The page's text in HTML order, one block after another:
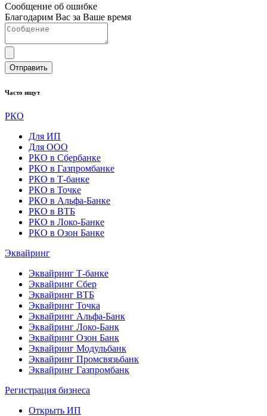
Сообщение об ошибке
Благодарим Вас за Ваше время
Отправить
Часто ищут
РКО
Для ИП
Для ООО
РКО в Сбербанке
РКО в Газпромбанке
РКО в Т-банке
РКО в Точке
РКО в Альфа-Банке
РКО в ВТБ
РКО в Локо-Банке
РКО в Озон Банке
Эквайринг
Эквайринг Т-банке
Эквайринг Сбер
Эквайринг ВТБ
Эквайринг Точка
Эквайринг Альфа-Банк
Эквайринг Локо-Банк
Эквайринг Озон Банк
Эквайринг Модульбанк
Эквайринг Промсвязьбанк
Эквайринг Газпромбанк
Регистрация бизнеса
Открыть ИП